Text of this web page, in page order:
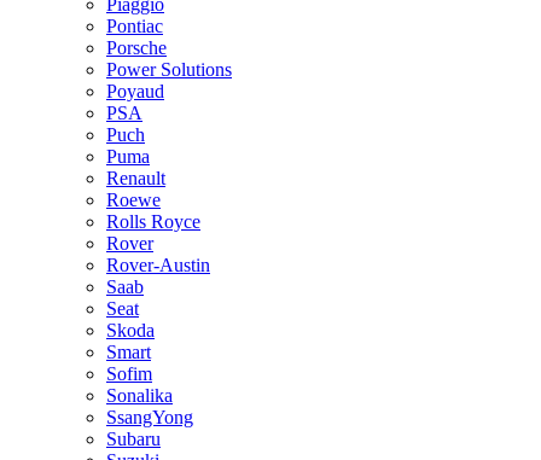
Pontiac
Porsche
Power Solutions
Poyaud
PSA
Puch
Puma
Renault
Roewe
Rolls Royce
Rover
Rover-Austin
Saab
Seat
Skoda
Smart
Sofim
Sonalika
SsangYong
Subaru